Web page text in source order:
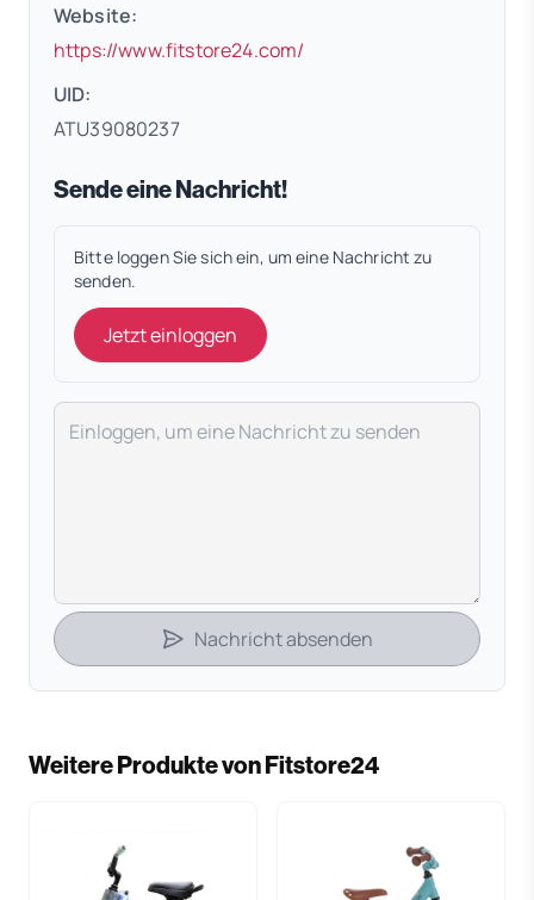
Website:
https://www.fitstore24.com/
UID:
ATU39080237
Sende eine Nachricht!
Bitte loggen Sie sich ein, um eine Nachricht zu
senden.
Jetzt einloggen
Deine Nachricht
Nachricht absenden
Weitere Produkte von Fitstore24